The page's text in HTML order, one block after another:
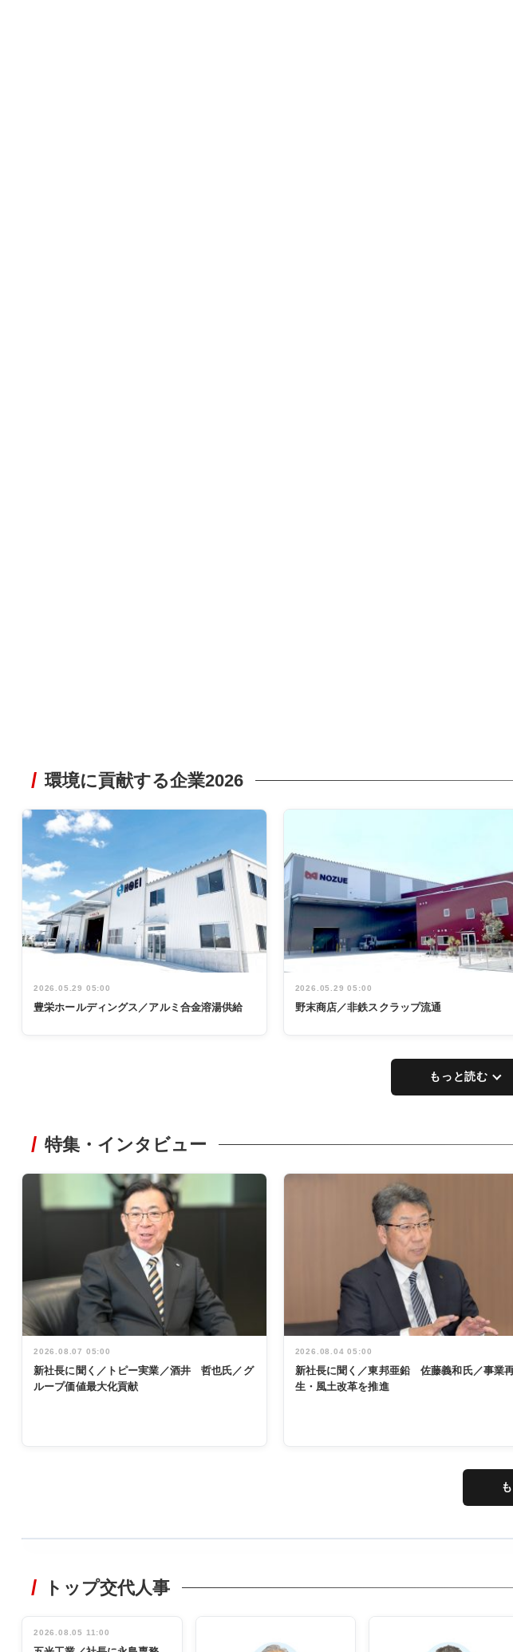
環境に貢献する企業2026
2026.05.29 05:00
豊栄ホールディングス／アルミ合金溶湯供給
2026.05.29 05:00
野末商店／非鉄スクラップ流通
もっと読む
特集・インタビュー
2026.08.07 05:00
新社長に聞く／トピー実業／酒井 哲也氏／グ
ループ価値最大化貢献
2026.08.04 05:00
新社長に聞く／東邦亜鉛 佐藤義和氏／事業
生・風土改革を推進
非鉄業界で
管理職編
インタビュ
INTERVIEW
トップ交代人事
2026.08.05 11:00